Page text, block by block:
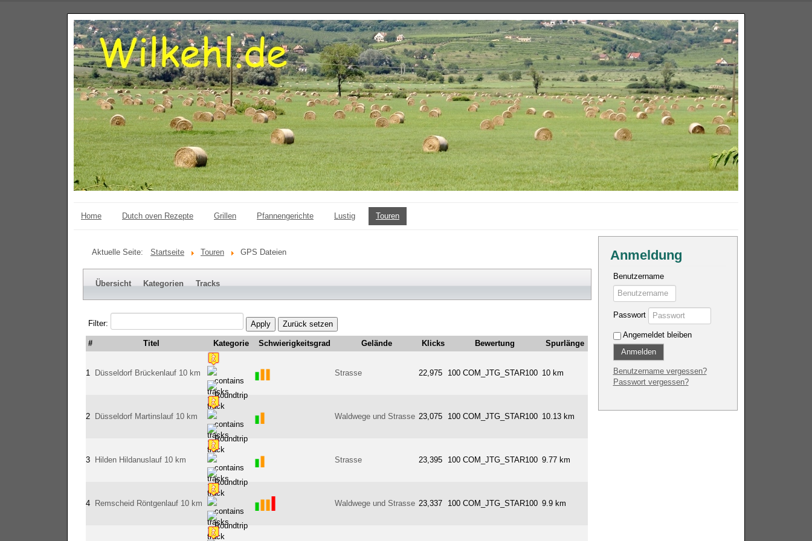
Home Dutch oven Rezepte Grillen Pfannengerichte Lustig Touren
Aktuelle Seite: Startseite Touren GPS Dateien
Übersicht Kategorien Tracks
Filter: Apply Zurück setzen
# Titel Kategorie Schwierigkeitsgrad Gelände Klicks Bewertung Spurlänge
1 Düsseldorf Brückenlauf 10 km Strasse 22,975 100 COM_JTG_STAR100 10 km
2 Düsseldorf Martinslauf 10 km Waldwege und Strasse 23,075 100 COM_JTG_STAR100 10.13 km
3 Hilden Hildanuslauf 10 km Strasse 23,395 100 COM_JTG_STAR100 9.77 km
4 Remscheid Röntgenlauf 10 km Waldwege und Strasse 23,337 100 COM_JTG_STAR100 9.9 km
Anmeldung
Benutzername
Passwort
Angemeldet bleiben
Anmelden
Benutzername vergessen?
Passwort vergessen?